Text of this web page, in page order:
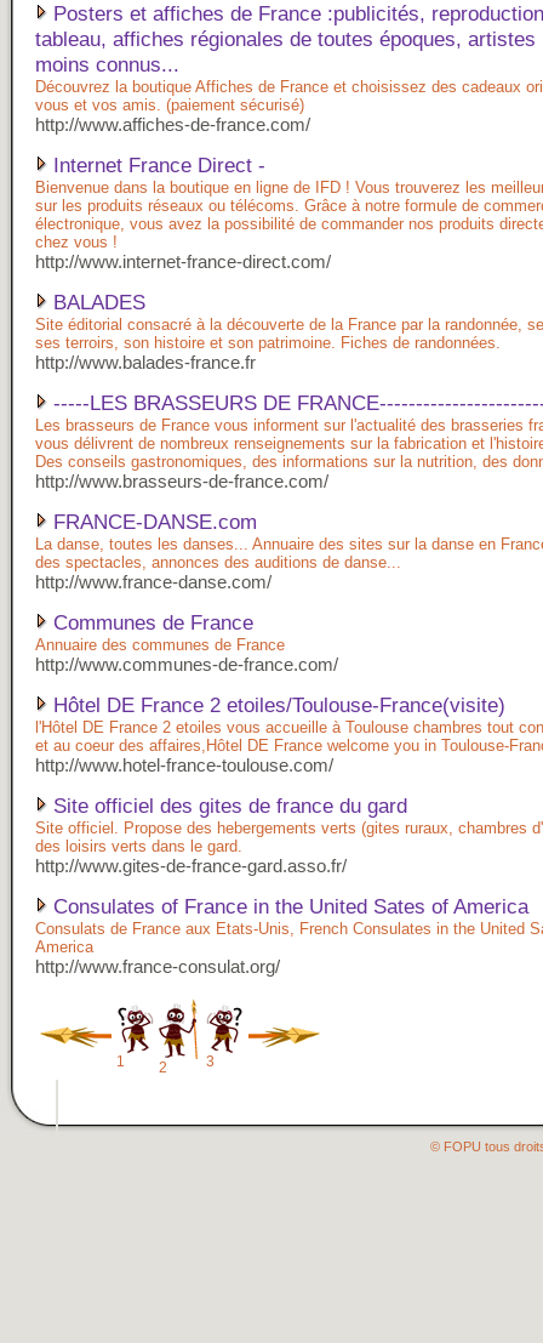
Posters et affiches de France :publicités,
tableau, affiches régionales de toutes époques, artistes
moins connus...
Découvrez la boutique Affiches de France et choisissez des cadeaux
vous et vos amis. (paiement sécurisé)
http://www.affiches-de-france.com/
Internet France Direct -
Bienvenue dans la boutique en ligne de IFD ! Vous trouverez les
sur les produits réseaux ou télécoms. Grâce à notre formule de
électronique, vous avez la possibilité de commander nos produits
chez vous !
http://www.internet-france-direct.com/
BALADES
Site éditorial consacré à la découverte de la France par la randonnée,
ses terroirs, son histoire et son patrimoine. Fiches de randonnées.
http://www.balades-france.fr
-----LES BRASSEURS DE
Les brasseurs de France vous informent sur l'actualité des brasseries
vous délivrent de nombreux renseignements sur la fabrication et
Des conseils gastronomiques, des informations sur la nutrition, des
http://www.brasseurs-de-france.com/
FRANCE-DANSE.com
La danse, toutes les danses... Annuaire des sites sur la danse en
des spectacles, annonces des auditions de danse...
http://www.france-danse.com/
Communes de France
Annuaire des communes de France
http://www.communes-de-france.com/
Hôtel DE France 2 etoiles/Toulouse-France(visite)
l'Hôtel DE France 2 etoiles vous accueille à Toulouse chambres tout
et au coeur des affaires,Hôtel DE France welcome you in Toulouse-
http://www.hotel-france-toulouse.com/
Site officiel des gites de france du gard
Site officiel. Propose des hebergements verts (gites ruraux, chambres
des loisirs verts dans le gard.
http://www.gites-de-france-gard.asso.fr/
Consulates of France in the United Sates of America
Consulats de France aux Etats-Unis, French Consulates in the United
America
http://www.france-consulat.org/
1 2 3
© FOPU tous